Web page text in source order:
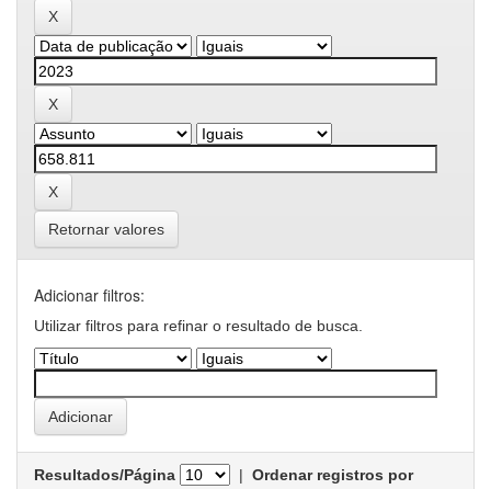
Retornar valores
Adicionar filtros:
Utilizar filtros para refinar o resultado de busca.
Resultados/Página | Ordenar registros por